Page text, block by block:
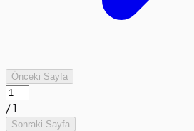
Önceki Sayfa
/1
Sonraki Sayfa